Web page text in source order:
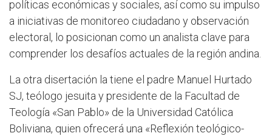
políticas económicas y sociales, así como su impulso
a iniciativas de monitoreo ciudadano y observación
electoral, lo posicionan como un analista clave para
comprender los desafíos actuales de la región andina.
La otra disertación la tiene el padre Manuel Hurtado
SJ, teólogo jesuita y presidente de la Facultad de
Teología «San Pablo» de la Universidad Católica
Boliviana, quien ofrecerá una «Reflexión teológico-